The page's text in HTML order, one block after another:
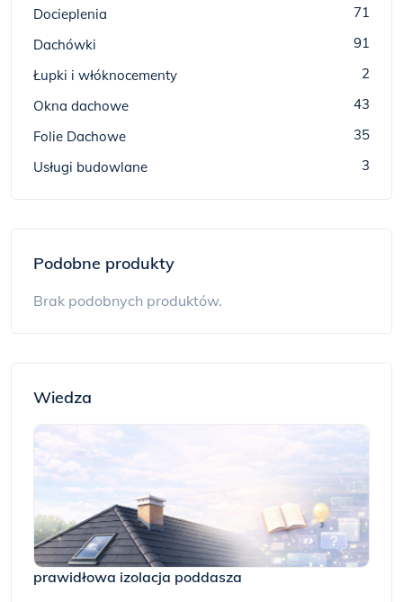
Docieplenia
71
Dachówki
91
Łupki i włóknocementy
2
Okna dachowe
43
Folie Dachowe
35
Usługi budowlane
3
Podobne produkty
Brak podobnych produktów.
Wiedza
prawidłowa izolacja poddasza